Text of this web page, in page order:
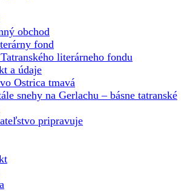
obchod
fond
literárneho fondu
a údaje
Ostrica tmavá
snehy na Gerlachu – básne tatranské
pripravuje